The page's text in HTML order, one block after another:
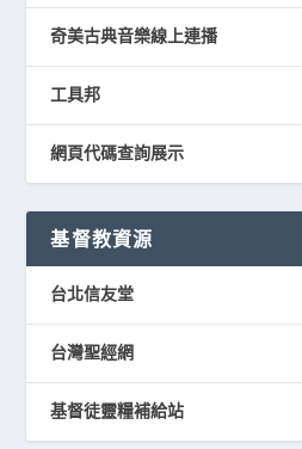
奇美古典音樂線上連播
工具邦
網頁代碼查詢展示
基督教資源
台北信友堂
台灣聖經網
基督徒靈糧補給站